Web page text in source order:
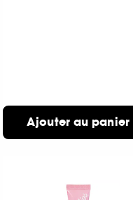
Ajouter au panier